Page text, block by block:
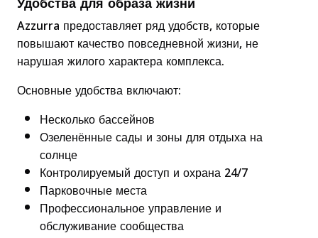
Azzurra предоставляет ряд удобств, которые
повышают качество повседневной жизни, не
нарушая жилого характера комплекса.
Основные удобства включают:
Несколько бассейнов
Озеленённые сады и зоны для отдыха на
солнце
Контролируемый доступ и охрана 24/7
Парковочные места
Профессиональное управление и
обслуживание сообщества